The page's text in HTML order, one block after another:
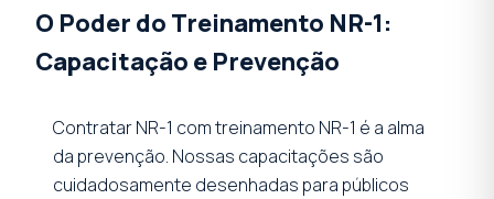
O Poder do Treinamento NR-1:
Capacitação e Prevenção
Contratar NR-1 com treinamento NR-1 é a alma
da prevenção. Nossas capacitações são
cuidadosamente desenhadas para públicos